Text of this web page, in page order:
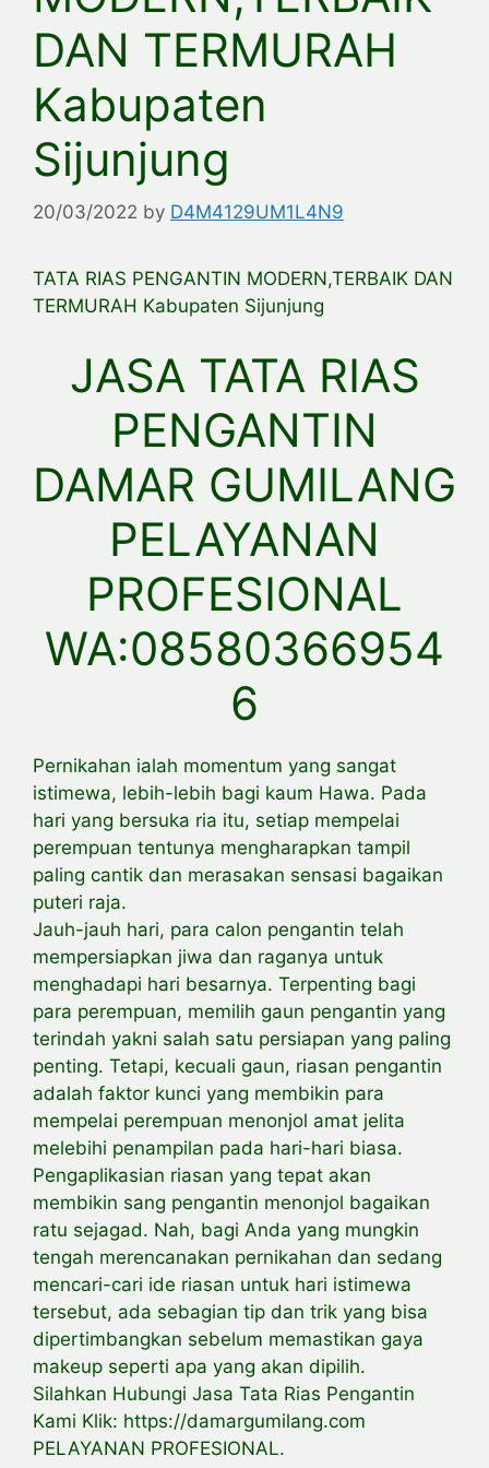
DAN TERMURAH
Kabupaten
Sijunjung
20/03/2022 by D4M4129UM1L4N9
TATA RIAS PENGANTIN MODERN,TERBAIK DAN
TERMURAH Kabupaten Sijunjung
JASA TATA RIAS
PENGANTIN
DAMAR GUMILANG
PELAYANAN
PROFESIONAL
WA:08580366954
6
Pernikahan ialah momentum yang sangat
istimewa, lebih-lebih bagi kaum Hawa. Pada
hari yang bersuka ria itu, setiap mempelai
perempuan tentunya mengharapkan tampil
paling cantik dan merasakan sensasi bagaikan
puteri raja.
Jauh-jauh hari, para calon pengantin telah
mempersiapkan jiwa dan raganya untuk
menghadapi hari besarnya. Terpenting bagi
para perempuan, memilih gaun pengantin yang
terindah yakni salah satu persiapan yang paling
penting. Tetapi, kecuali gaun, riasan pengantin
adalah faktor kunci yang membikin para
mempelai perempuan menonjol amat jelita
melebihi penampilan pada hari-hari biasa.
Pengaplikasian riasan yang tepat akan
membikin sang pengantin menonjol bagaikan
ratu sejagad. Nah, bagi Anda yang mungkin
tengah merencanakan pernikahan dan sedang
mencari-cari ide riasan untuk hari istimewa
tersebut, ada sebagian tip dan trik yang bisa
dipertimbangkan sebelum memastikan gaya
makeup seperti apa yang akan dipilih.
Silahkan Hubungi Jasa Tata Rias Pengantin
Kami Klik: https://damargumilang.com
PELAYANAN PROFESIONAL.